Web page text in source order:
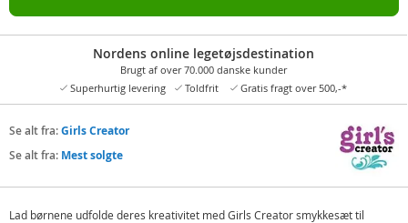
Nordens online legetøjsdestination
Brugt af over 70.000 danske kunder
Superhurtig levering
Toldfrit Gratis fragt over 500,-*
Se alt fra:Girls Creator
Se alt fra: Mest solgte
Lad børnene udfolde deres kreativitet med Girls Creator smykkesæt til